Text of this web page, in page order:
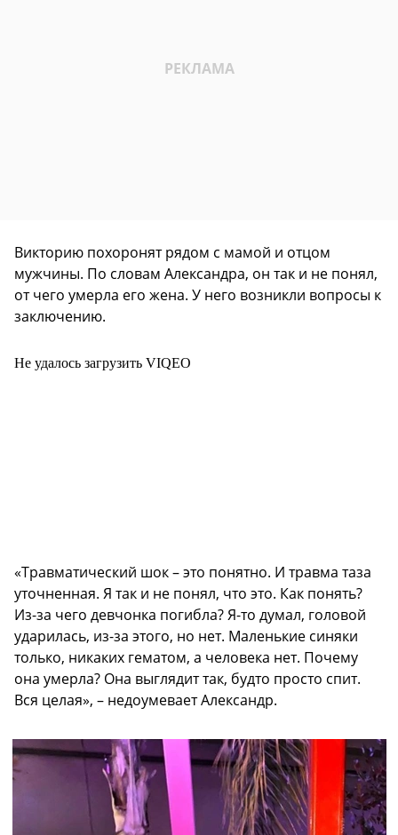
Викторию похоронят рядом с мамой и отцом
мужчины. По словам Александра, он так и не понял,
от чего умерла его жена. У него возникли вопросы к
заключению.
Не удалось загрузить VIQEO
«Травматический шок – это понятно. И травма таза
уточненная. Я так и не понял, что это. Как понять?
Из-за чего девчонка погибла? Я-то думал, головой
ударилась, из-за этого, но нет. Маленькие синяки
только, никаких гематом, а человека нет. Почему
она умерла? Она выглядит так, будто просто спит.
Вся целая», – недоумевает Александр.